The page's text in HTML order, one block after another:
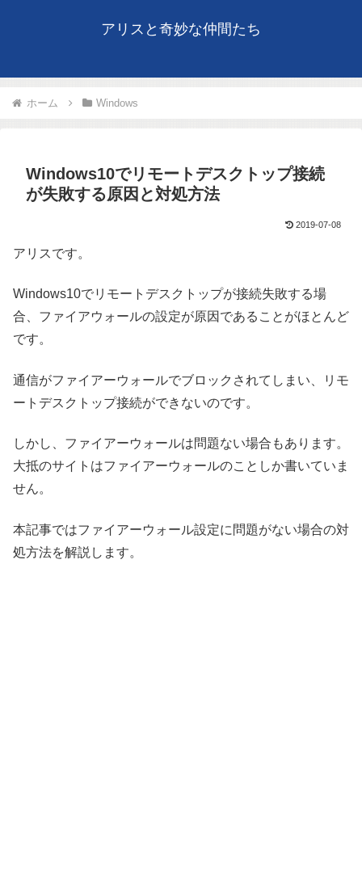
アリスと奇妙な仲間たち
ホーム Windows
Windows10でリモートデスクトップ接続
が失敗する原因と対処方法
2019-07-08
アリスです。
Windows10でリモートデスクトップが接続失敗する場
合、ファイアウォールの設定が原因であることがほとんど
です。
通信がファイアーウォールでブロックされてしまい、リモ
ートデスクトップ接続ができないのです。
しかし、ファイアーウォールは問題ない場合もあります。
大抵のサイトはファイアーウォールのことしか書いていま
せん。
本記事ではファイアーウォール設定に問題がない場合の対
処方法を解説します。